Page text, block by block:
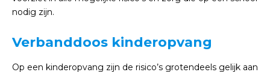
nodig zijn.
Verbanddoos kinderopvang
Op een kinderopvang zijn de risico’s grotendeels gelijk aan